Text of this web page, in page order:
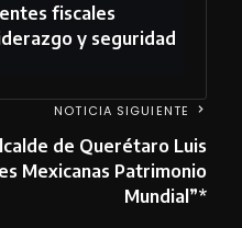
fiscales
y seguridad
NOTICIA SIGUIENTE
de Querétaro Luis
Mexicanas Patrimonio
Mundial”*